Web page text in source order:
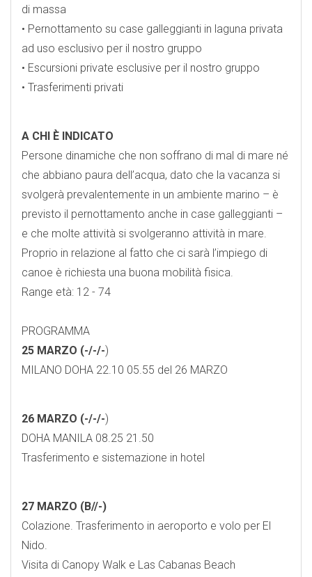
di massa
• Pernottamento su case galleggianti in laguna privata
ad uso esclusivo per il nostro gruppo
• Escursioni private esclusive per il nostro gruppo
• Trasferimenti privati
A CHI È INDICATO
Persone dinamiche che non soffrano di mal di mare né
che abbiano paura dell’acqua, dato che la vacanza si
svolgerà prevalentemente in un ambiente marino – è
previsto il pernottamento anche in case galleggianti –
e che molte attività si svolgeranno attività in mare.
Proprio in relazione al fatto che ci sarà l’impiego di
canoe è richiesta una buona mobilità fisica.
Range età: 12 - 74
PROGRAMMA
25 MARZO (-/-/-)
MILANO DOHA 22.10 05.55 del 26 MARZO
26 MARZO (-/-/-)
DOHA MANILA 08.25 21.50
Trasferimento e sistemazione in hotel
27 MARZO (B//-)
Colazione. Trasferimento in aeroporto e volo per El
Nido.
Visita di Canopy Walk e Las Cabanas Beach